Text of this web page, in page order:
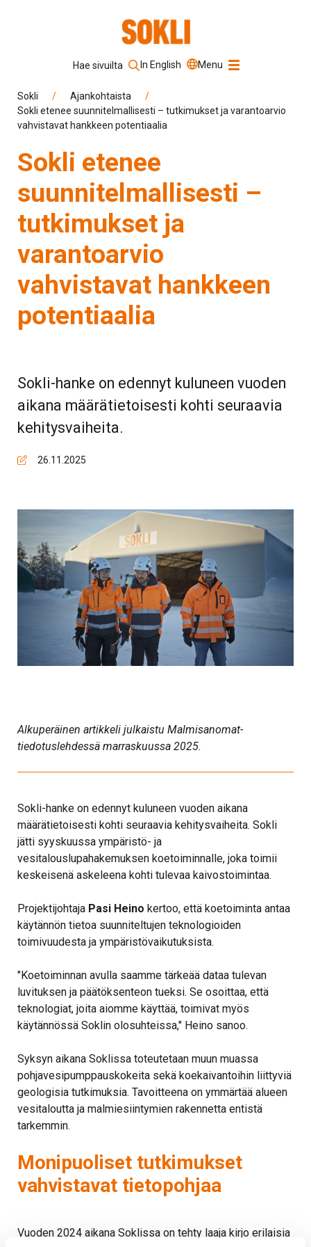
Hae sivuilta In English Menu
Hakusana
Hae sivustolta
Sokli / Ajankohtaista
/
Sokli etenee suunnitelmallisesti – tutkimukset ja varantoarvio
vahvistavat hankkeen potentiaalia
Sokli etenee
suunnitelmallisesti –
tutkimukset ja
varantoarvio
vahvistavat hankkeen
potentiaalia
Sokli-hanke on edennyt kuluneen vuoden
aikana määrätietoisesti kohti seuraavia
kehitysvaiheita.
26.11.2025
Alkuperäinen artikkeli julkaistu Malmisanomat-
tiedotuslehdessä marraskuussa 2025.
Sokli-hanke on edennyt kuluneen vuoden aikana
määrätietoisesti kohti seuraavia kehitysvaiheita. Sokli
jätti syyskuussa ympäristö- ja
vesitalouslupahakemuksen koetoiminnalle, joka toimii
keskeisenä askeleena kohti tulevaa kaivostoimintaa.
Projektijohtaja Pasi Heino kertoo, että koetoiminta antaa
käytännön tietoa suunniteltujen teknologioiden
toimivuudesta ja ympäristövaikutuksista.
"Koetoiminnan avulla saamme tärkeää dataa tulevan
luvituksen ja päätöksenteon tueksi. Se osoittaa, että
teknologiat, joita aiomme käyttää, toimivat myös
käytännössä Soklin olosuhteissa," Heino sanoo.
Syksyn aikana Soklissa toteutetaan muun muassa
pohjavesipumppauskokeita sekä koekaivantoihin liittyviä
geologisia tutkimuksia. Tavoitteena on ymmärtää alueen
vesitaloutta ja malmiesiintymien rakennetta entistä
tarkemmin.
Monipuoliset tutkimukset
vahvistavat tietopohjaa
Vuoden 2024 aikana Soklissa on tehty laaja kirjo erilaisia